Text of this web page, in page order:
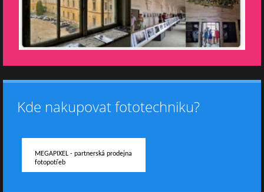
Kde nakupovat fototechniku?
MEGAPIXEL - partnerská prodejna
fotopotřeb